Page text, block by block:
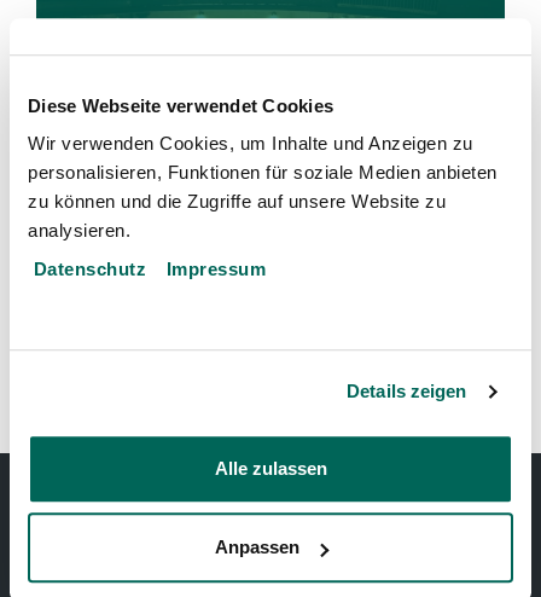
Diese Webseite verwendet Cookies
Wir verwenden Cookies, um Inhalte und Anzeigen zu
personalisieren, Funktionen für soziale Medien anbieten
zu können und die Zugriffe auf unsere Website zu
analysieren.
Datenschutz
Impressum
Details zeigen
Alle zulassen
Anpassen
ÜBERARBEITUNG)
ANREISE ZUM BÄRENPARK
TIERPARK BERN